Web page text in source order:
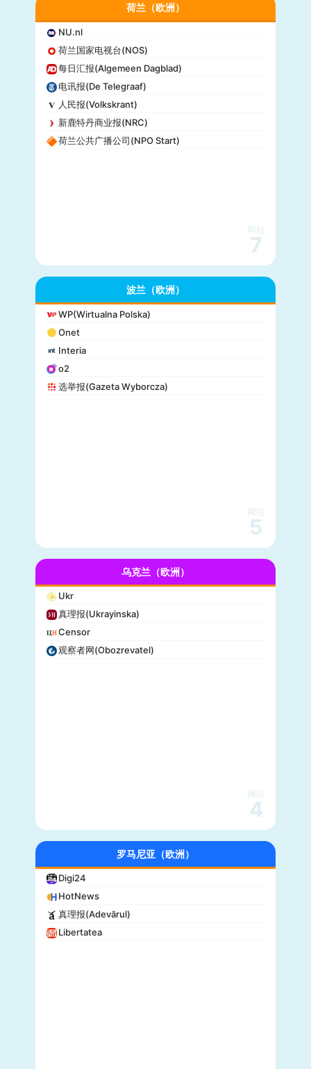
荷兰（欧洲）
NU.nl
荷兰国家电视台(NOS)
每日汇报(Algemeen Dagblad)
电讯报(De Telegraaf)
人民报(Volkskrant)
新鹿特丹商业报(NRC)
荷兰公共广播公司(NPO Start)
网站
7
波兰（欧洲）
WP(Wirtualna Polska)
Onet
Interia
o2
选举报(Gazeta Wyborcza)
网站
5
乌克兰（欧洲）
Ukr
真理报(Ukrayinska)
Censor
观察者网(Obozrevatel)
网站
4
罗马尼亚（欧洲）
Digi24
HotNews
真理报(Adevărul)
Libertatea